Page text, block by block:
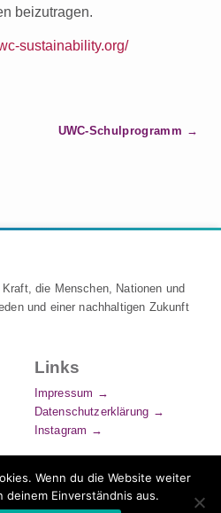
beizutragen.
sustainability.org/
UWC-Schulprogramm
die Menschen, Nationen und
und einer nachhaltigen Zukunft
Links
Impressum
Datenschutzerklärung
Instagram
Wenn du die Website weiter
Einverständnis aus.